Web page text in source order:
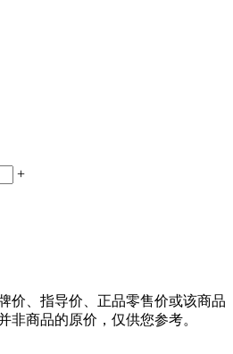
+
价、指导价、正品零售价或该商品
非商品的原价，仅供您参考。